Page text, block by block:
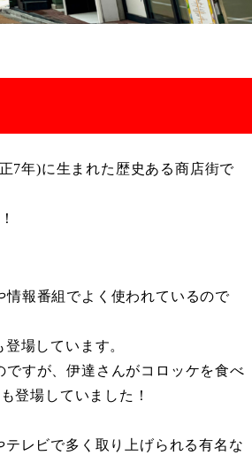
7年)に生まれた歴史ある商店街で
報番組でよく使われているので
場しています。
すが、伊達さんがコロッケを食べ
登場していました！
レビで多く取り上げられる有名な